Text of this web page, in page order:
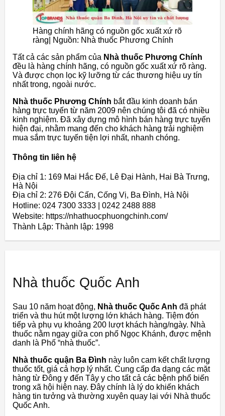
Hàng chính hãng có nguồn gốc xuất xứ rõ
ràng| Nguồn: Nhà thuốc Phương Chính
Tất cả các sản phẩm của Nhà thuốc Phương Chính
đều là hàng chính hãng, có nguồn gốc xuất xứ rõ ràng.
Và được chọn lọc kỹ lưỡng từ các thương hiệu uy tín
nhất trong, ngoài nước.
Nhà thuốc Phương Chính bắt đầu kinh doanh bán
hàng trực tuyến từ năm 2009 nên chúng tôi đã có nhiều
kinh nghiệm. Đã xây dựng mô hình bán hàng trực tuyến
hiện đại, nhằm mang đến cho khách hàng trải nghiệm
mua sắm trực tuyến tiện lợi nhất, nhanh chóng.
Thông tin liên hệ
Địa chỉ 1: 169 Mai Hắc Đế, Lê Đại Hành, Hai Bà Trưng,
Hà Nội
Địa chỉ 2: 276 Đội Cấn, Cống Vị, Ba Đình, Hà Nội
Hotline: 024 7300 3333 | 0242 2488 888
Website: https://nhathuocphuongchinh.com/
Thành Lập: Thành lập: 1998
Nhà thuốc Quốc Anh
Sau 10 năm hoạt động, Nhà thuốc Quốc Anh đã phát
triển và thu hút một lượng lớn khách hàng. Tiệm đón
tiếp và phụ vụ khoảng 200 lượt khách hàng/ngày. Nhà
thuốc nằm ngay giữa con phố Ngọc Khánh, được mệnh
danh là Phố “nhà thuốc”.
Nhà thuốc quận Ba Đình này luôn cam kết chất lượng
thuốc tốt, giá cả hợp lý nhất. Cung cấp đa dạng các mặt
hàng từ Đông y đến Tây y cho tất cả các bệnh phổ biến
trong xã hội hiện nay. Đây chính là lý do khiến khách
hàng tin tưởng và thường xuyên quay lại với Nhà thuốc
Quốc Anh.